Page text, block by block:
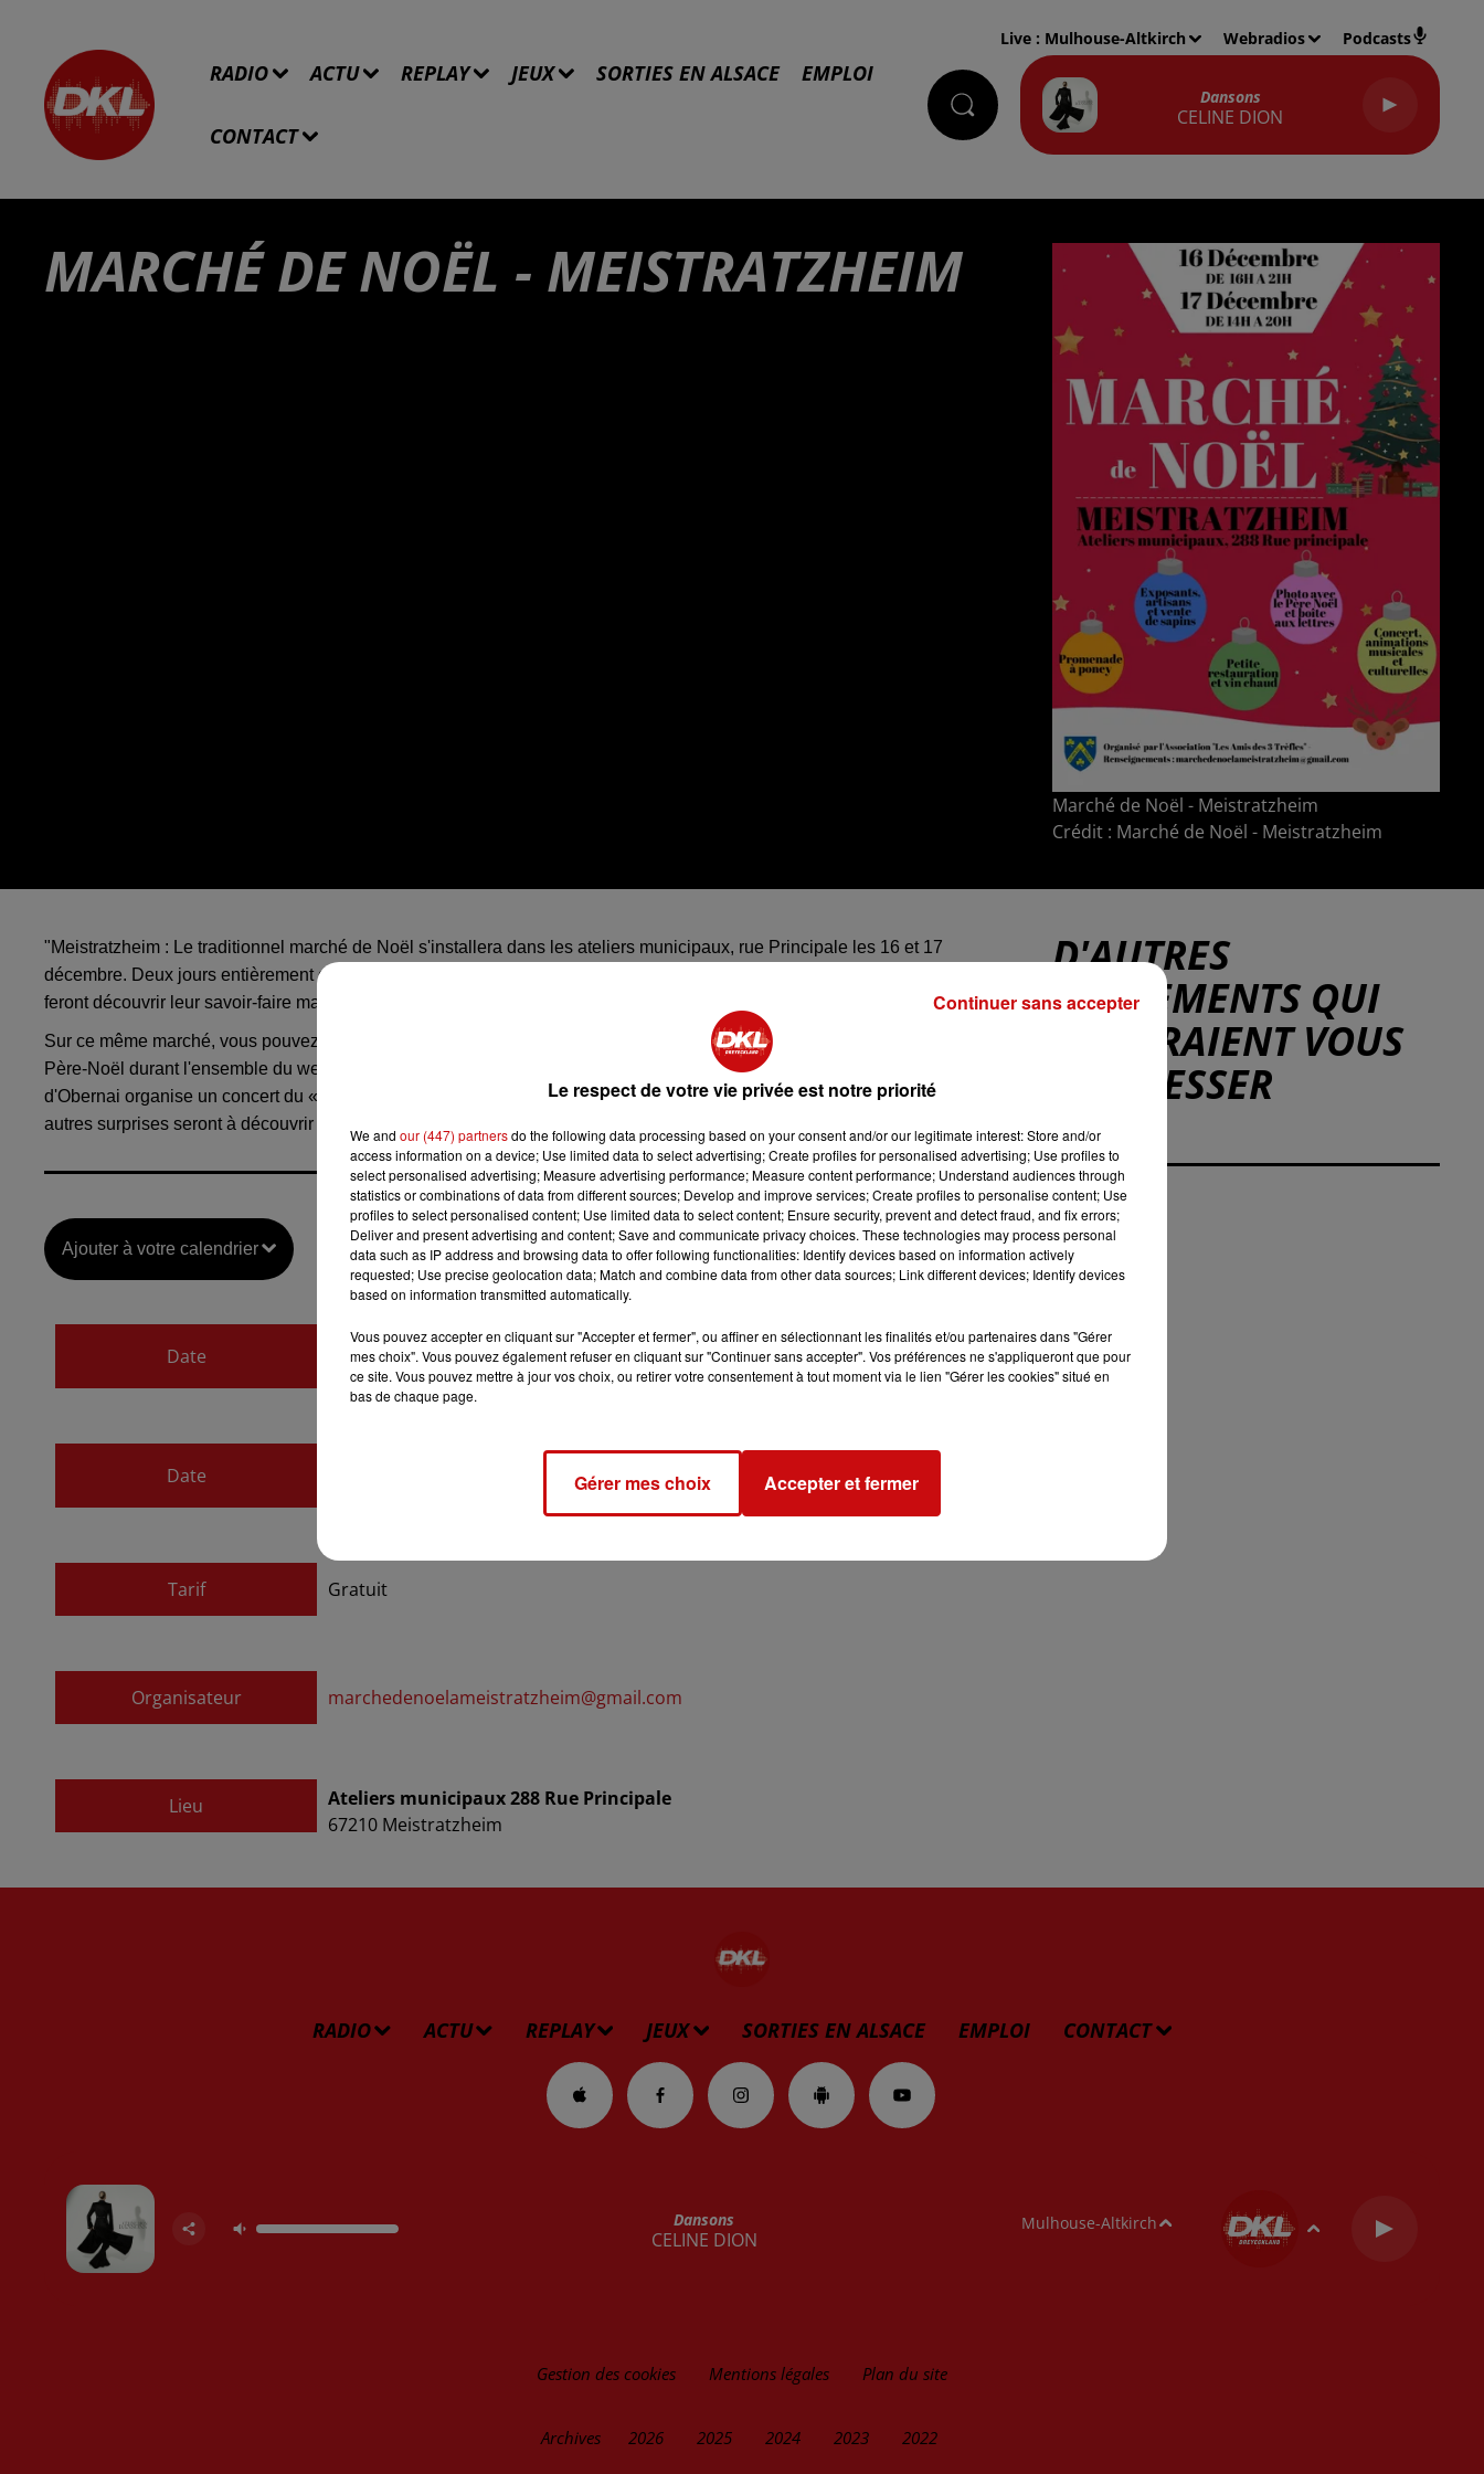
RADIO ACTU REPLAY JEUX SORTIES EN ALSACE EMPLOI
CONTACT
Live : Mulhouse-Altkirch Webradios Podcasts
Dansons
CELINE DION
MARCHÉ DE NOËL - MEISTRATZHEIM
Marché de Noël - Meistratzheim
Crédit : Marché de Noël - Meistratzheim
"Meistratzheim : Le traditionnel marché de Noël s'installera dans les ateliers municipaux, rue Principale les 16 et 17
décembre. Deux jours entièrement dédiés aux fêtes de Noël. Cet événement sera ouvert aux artisans, producteurs qui vous
feront découvrir leur savoir-faire mais aussi produits artisanaux et locaux.
Sur ce même marché, vous pouvez y apercevoir le Père Noël, faire des tours en poney, découvrir la crèche et écrire au
Père-Noël durant l'ensemble du week-end. Le dimanche, la bibliothèque communale sera ouverte et l'Office du Tourisme
d'Obernai organise un concert du «chœur grégorien AROW» qui aura lieu à 15h à l'Eglise Saint-André. De nombreuses
autres surprises seront à découvrir sur ce marché authentique Alsacien.
Ajouter à votre calendrier
Date
du16 décembre 2023 à 16h00
au16 décembre 2023 à 21h00
Date
17 décembre 2023 à 14h00
17 décembre 2023 à 20h00
Tarif Gratuit
Organisateur marchedenoelameistratzheim@gmail.com
Lieu
Ateliers municipaux 288 Rue Principale
67210 Meistratzheim
D'AUTRES
ÉVÉNEMENTS QUI
POURRAIENT VOUS
INTÉRESSER
RADIO ACTU REPLAY JEUX SORTIES EN ALSACE EMPLOI CONTACT
Dansons
CELINE DION
Mulhouse-Altkirch
Gestion des cookies Mentions légales Plan du site
Archives 2026 2025 2024 2023 2022
Le respect de votre vie privée est notre priorité
We and our (447) partnersdo the following data processing based on your consent and/or our legitimate interest: Store and/or
access information on a device; Use limited data to select advertising; Create profiles for personalised advertising; Use profiles to
select personalised advertising; Measure advertising performance; Measure content performance; Understand audiences through
statistics or combinations of data from different sources; Develop and improve services; Create profiles to personalise content; Use
profiles to select personalised content; Use limited data to select content; Ensure security, prevent and detect fraud, and fix errors;
Deliver and present advertising and content; Save and communicate privacy choices. These technologies may process personal
data such as IP address and browsing data to offer following functionalities: Identify devices based on information actively
requested; Use precise geolocation data; Match and combine data from other data sources; Link different devices; Identify devices
based on information transmitted automatically.
Vous pouvez accepter en cliquant sur "Accepter et fermer", ou affiner en sélectionnant les finalités et/ou partenaires dans "Gérer
mes choix". Vous pouvez également refuser en cliquant sur "Continuer sans accepter". Vos préférences ne s'appliqueront que pour
ce site. Vous pouvez mettre à jour vos choix, ou retirer votre consentement à tout moment via le lien "Gérer les cookies" situé en
bas de chaque page.
Gérer mes choix Accepter et fermer
Continuer sans accepter